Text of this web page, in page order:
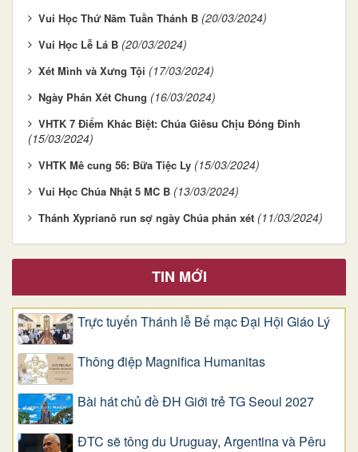
Vui Học Thứ Năm Tuần Thánh B (20/03/2024)
Vui Học Lễ Lá B (20/03/2024)
Xét Mình và Xưng Tội (17/03/2024)
Ngày Phán Xét Chung (16/03/2024)
VHTK 7 Điểm Khác Biệt: Chúa Giêsu Chịu Đóng Đinh
(15/03/2024)
VHTK ​​​​​​​Mê cung 56: Bữa Tiệc Ly (15/03/2024)
Vui Học Chúa Nhật 5 MC B (13/03/2024)
Thánh Xyprianô run sợ ngày Chúa phán xét (11/03/2024)
TIN MỚI
Trực tuyến Thánh lễ Bế mạc Đại Hội Giáo Lý
Thông điệp Magnifica Humanitas
Bài hát chủ đề ĐH Giới trẻ TG Seoul 2027
ĐTC sẽ tông du Uruguay, Argentina và Pêru